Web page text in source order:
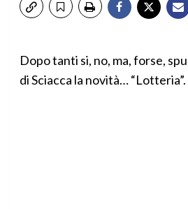
Dopo tanti si, no, ma, forse,
di Sciacca la novità… “Lotteria”.